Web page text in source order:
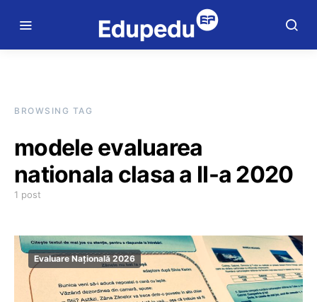
BROWSING TAG
modele evaluarea
nationala clasa a II-a 2020
1 post
Evaluare Națională 2026